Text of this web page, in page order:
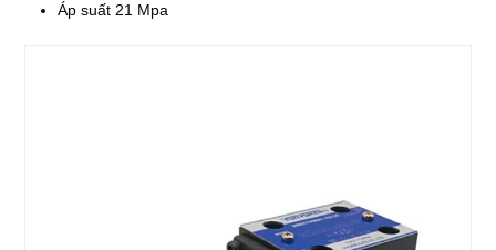
Áp suất 21 Mpa